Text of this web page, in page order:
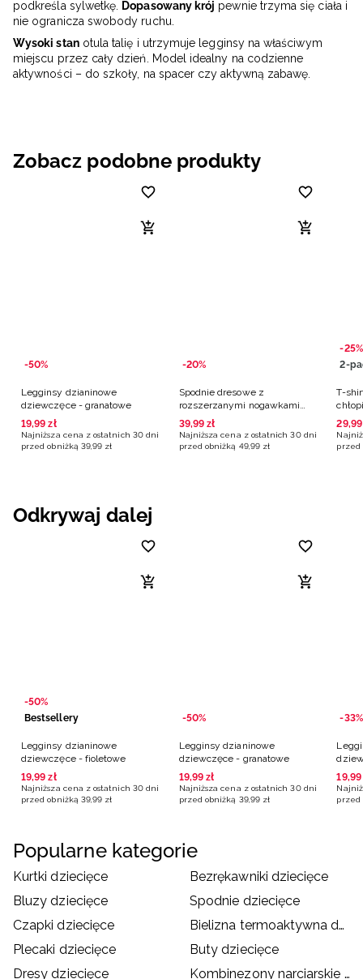
podkreśla sylwetkę. Dopasowany krój pewnie trzyma się ciała i
nie ogranicza swobody ruchu.
Wysoki stanotula talię i utrzymuje legginsy na właściwym
miejscu przez cały dzień. Model idealny na codzienne
aktywności – do szkoły, na spacer czy aktywną zabawę.
Zobacz podobne produkty
-50%
Legginsy dzianinowe
dziewczęce - granatowe
19,99 zł
Najniższa cena z ostatnich 30 dni
przed obniżką 39,99 zł
-20%
Spodnie dresowe z
rozszerzanymi nogawkami
dziewczęce - granatowe
39,99 zł
Najniższa cena z ostatnich 30 dni
przed obniżką 49,99 zł
-25%
2-
T-
29,99
przed
Odkrywaj dalej
-50%
Bestsellery
Legginsy dzianinowe
dziewczęce - fioletowe
19,99 zł
Najniższa cena z ostatnich 30 dni
przed obniżką 39,99 zł
-50%
Legginsy dzianinowe
dziewczęce - granatowe
19,99 zł
Najniższa cena z ostatnich 30 dni
przed obniżką 39,99 zł
-33%
19,99
przed
Popularne kategorie
Kurtki dziecięce
Bezrękawniki dziecięce
Bluzy dziecięce
Spodnie dziecięce
Czapki dziecięce
Bielizna termoaktywna dziecięca
Plecaki dziecięce
Buty dziecięce
Dresy dziecięce
Kombinezony narciarskie dziecięce